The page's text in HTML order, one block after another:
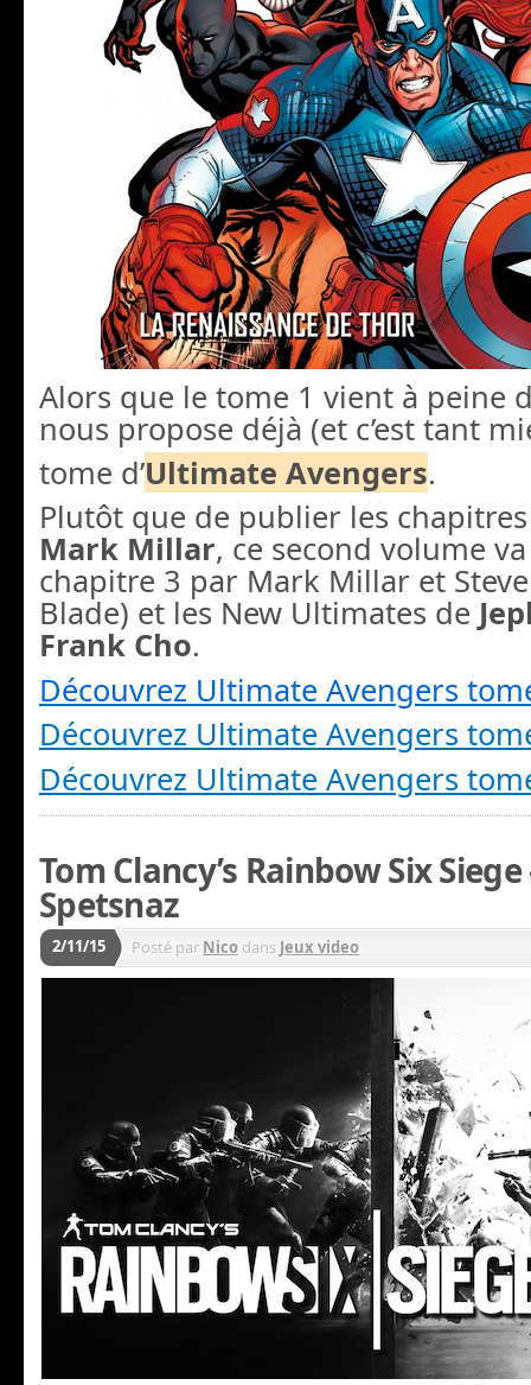
Alors que le tome 1 vient à peine
nous propose déjà (et c’est tant
tome d’Ultimate Avengers.
Plutôt que de publier les
Mark Millar, ce second volume
chapitre 3 par Mark Millar et
Blade) et les New Ultimates de
Frank Cho.
Découvrez Ultimate Avengers
Découvrez Ultimate Avengers
Découvrez Ultimate Avengers
Tom Clancy’s Rainbow Six
Spetsnaz
2/11/15 Posté par Nico dans Jeux video